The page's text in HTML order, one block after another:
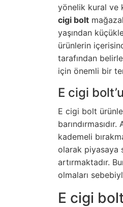
yönelik kural ve
cigi bolt
yaşından
ürünlerin
tarafından
için önemli bir
E cigi
E cigi bolt
barındırmasıdır.
kademeli
olarak piyasaya
artırmaktadır.
olmaları
E cigi